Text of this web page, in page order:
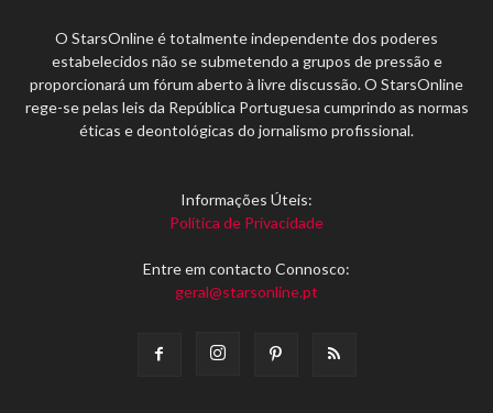
O StarsOnline é totalmente independente dos poderes
estabelecidos não se submetendo a grupos de pressão e
proporcionará um fórum aberto à livre discussão. O StarsOnline
rege-se pelas leis da República Portuguesa cumprindo as normas
éticas e deontológicas do jornalismo profissional.
Informações Úteis:
Política de Privacidade
Entre em contacto Connosco:
geral@starsonline.pt